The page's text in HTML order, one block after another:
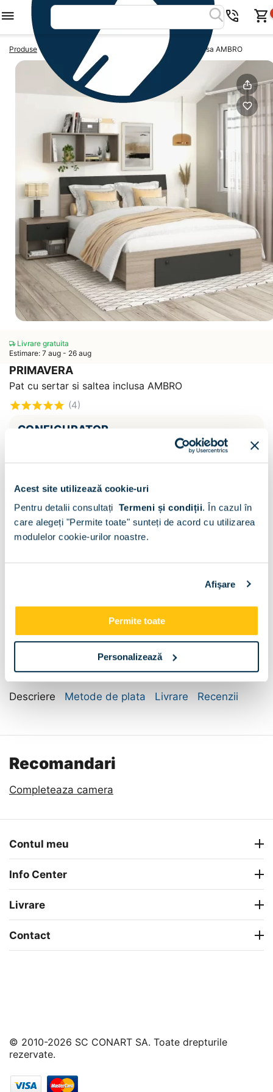
Acest site utilizează cookie-uri
Pentru detalii consultați Termeni și condiții. În cazul în
care alegeți "Permite toate" sunteți de acord cu utilizarea
modulelor cookie-urilor noastre.
Afişare
Permite toate
Personalizează
Produse Paturi cu sertar Pat cu sertar si saltea inclusa AMBRO
Livrare gratuita
Estimare: 7 aug - 26 aug
PRIMAVERA
Pat cu sertar si saltea inclusa AMBRO
(4)
CONFIGURATOR
140x200
Descriere Metode de plata Livrare Recenzii
Recomandari
Completeaza camera
Contul meu
Info Center
Livrare
Contact
© 2010-2026 SC CONART SA. Toate drepturile
rezervate.